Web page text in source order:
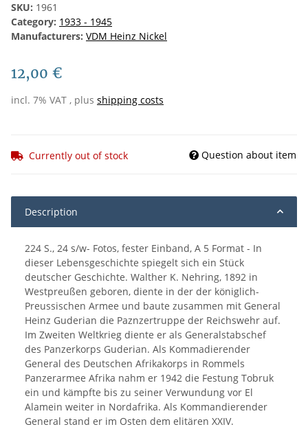
SKU: 1961
Category: 1933 - 1945
Manufacturers: VDM Heinz Nickel
12,00 €
incl. 7% VAT , plus shipping costs
Currently out of stock Question about item
Description
224 S., 24 s/w- Fotos, fester Einband, A 5 Format - In
dieser Lebensgeschichte spiegelt sich ein Stück
deutscher Geschichte. Walther K. Nehring, 1892 in
Westpreußen geboren, diente in der der königlich-
Preussischen Armee und baute zusammen mit General
Heinz Guderian die Paznzertruppe der Reichswehr auf.
Im Zweiten Weltkrieg diente er als Generalstabschef
des Panzerkorps Guderian. Als Kommadierender
General des Deutschen Afrikakorps in Rommels
Panzerarmee Afrika nahm er 1942 die Festung Tobruk
ein und kämpfte bis zu seiner Verwundung vor El
Alamein weiter in Nordafrika. Als Kommandierender
General stand er im Osten dem elitären XXIV.